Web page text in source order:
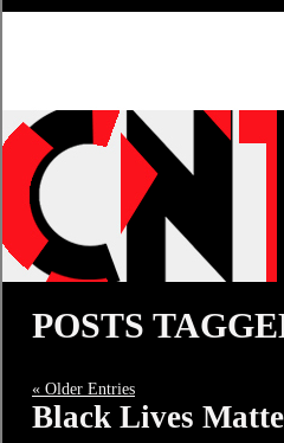
POSTS
« Older Entries
Black Lives